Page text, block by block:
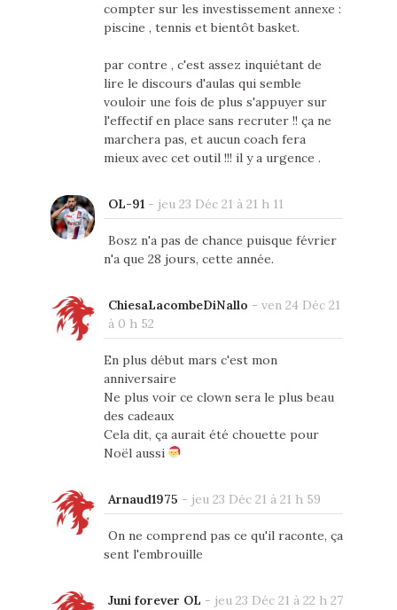
compter sur les investissement annexe :
piscine , tennis et bientôt basket.
par contre , c'est assez inquiétant de
lire le discours d'aulas qui semble
vouloir une fois de plus s'appuyer sur
l'effectif en place sans recruter !! ça ne
marchera pas, et aucun coach fera
mieux avec cet outil !!! il y a urgence .
OL-91- jeu 23 Déc 21 à 21 h 11
Bosz n'a pas de chance puisque février
n'a que 28 jours, cette année.
ChiesaLacombeDiNallo - ven 24 Déc 21
à 0 h 52
En plus début mars c'est mon
anniversaire
Ne plus voir ce clown sera le plus beau
des cadeaux
Cela dit, ça aurait été chouette pour
Noël aussi
Arnaud1975 - jeu 23 Déc 21 à 21 h 59
On ne comprend pas ce qu'il raconte, ça
sent l'embrouille
Juni forever OL - jeu 23 Déc 21 à 22 h 27